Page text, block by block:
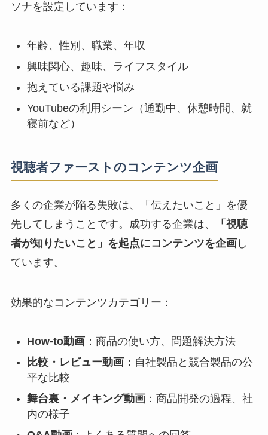
ソナを設定しています：
年齢、性別、職業、年収
興味関心、趣味、ライフスタイル
抱えている課題や悩み
YouTubeの利用シーン（通勤中、休憩時間、就
寝前など）
視聴者ファーストのコンテンツ企画
多くの企業が陥る失敗は、「伝えたいこと」を優
先してしまうことです。成功する企業は、
「視聴
者が知りたいこと」を起点にコンテンツを企画し
ています。
効果的なコンテンツカテゴリー：
How-to動画：商品の使い方、問題解決方法
比較・レビュー動画：自社製品と競合製品の公
平な比較
舞台裏・メイキング動画：商品開発の過程、社
内の様子